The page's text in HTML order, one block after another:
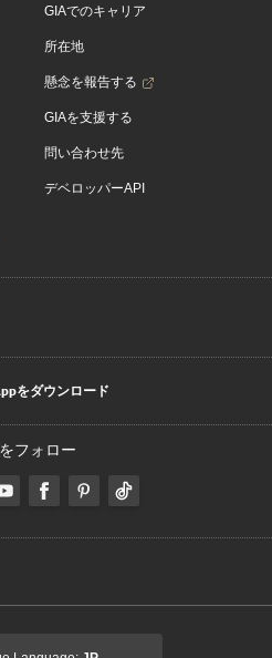
GIAでのキャリア
所在地
懸念を報告する
GIAを支援する
問い合わせ先
デベロッパーAPI
をダウンロード
フォロー